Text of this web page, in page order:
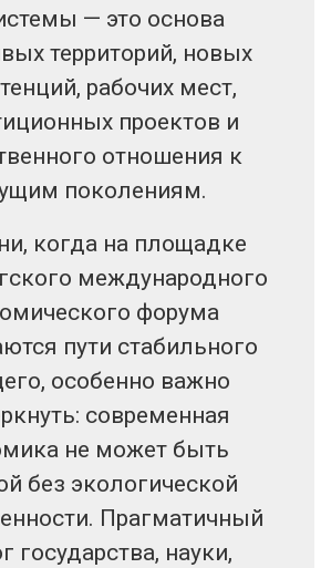
— это основа
территорий, новых
рабочих мест,
проектов и
отношения к
поколениям.
когда на площадке
международного
форума
пути стабильного
особенно важно
современная
не может быть
без экологической
Прагматичный
государства, науки,